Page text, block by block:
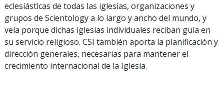
eclesiásticas de todas las iglesias, organizaciones y
grupos de Scientology a lo largo y ancho del mundo, y
vela porque dichas iglesias individuales reciban guía en
su servicio religioso. CSI también aporta la planificación y
dirección generales, necesarias para mantener el
crecimiento internacional de la Iglesia.